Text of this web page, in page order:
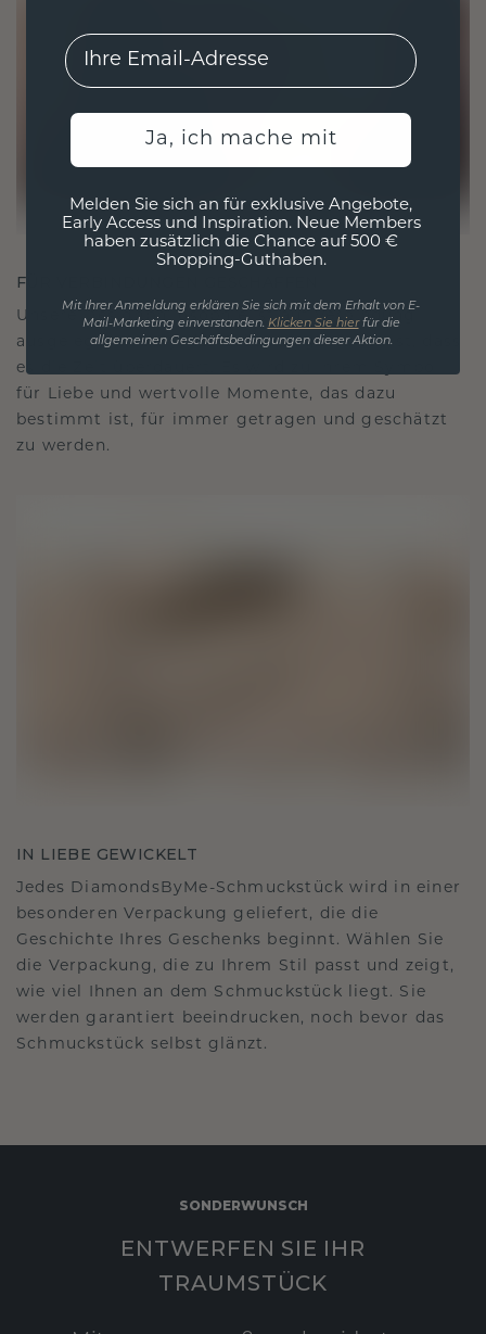
FÜR VERBINDUNGEN GESCHAFFEN
Unsere Designphilosophie ist auf Verbindung
ausgelegt, wobei jedes Stück so gestaltet ist, dass
es die Zeit überdauert. Es wird zu Ihrem Symbol
für Liebe und wertvolle Momente, das dazu
bestimmt ist, für immer getragen und geschätzt
zu werden.
IN LIEBE GEWICKELT
Jedes DiamondsByMe-Schmuckstück wird in einer
besonderen Verpackung geliefert, die die
Geschichte Ihres Geschenks beginnt. Wählen Sie
die Verpackung, die zu Ihrem Stil passt und zeigt,
wie viel Ihnen an dem Schmuckstück liegt. Sie
werden garantiert beeindrucken, noch bevor das
Schmuckstück selbst glänzt.
SONDERWUNSCH
ENTWERFEN SIE IHR
TRAUMSTÜCK
EMail
Ja, ich mache mit
Melden Sie sich an für exklusive Angebote,
Early Access und Inspiration. Neue Members
haben zusätzlich die Chance auf 500 €
Shopping-Guthaben.
Mit Ihrer Anmeldung erklären Sie sich mit dem Erhalt von E-
Mail-Marketing einverstanden. Klicken Sie hierfür die
allgemeinen Geschäftsbedingungen dieser Aktion.